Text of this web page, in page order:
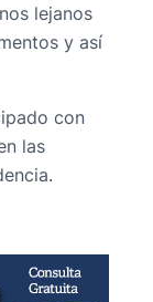
lejanos
y así
con
las